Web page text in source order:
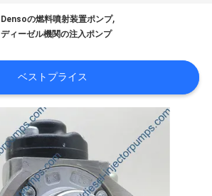
Densoの燃料噴射装置ポンプ,
ディーゼル機関の注入ポンプ
ベストプライス